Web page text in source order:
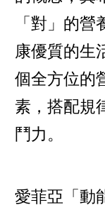
「對」的
康優質的生
個全方位的
素，搭配規
鬥力。
愛菲亞「動